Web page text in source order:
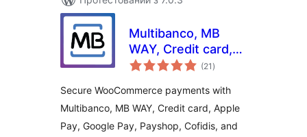
Multibanco, MB
WAY, Credit card,
Apple Pay, Google
Cofidis Pay, and PIX
(ifthenpay) for
WooCommerce
(21 загальний
рейтинг
)
Secure WooCommerce payments with
Multibanco, MB WAY, Credit card, Apple
Pay, Google Pay, Payshop, Cofidis, and